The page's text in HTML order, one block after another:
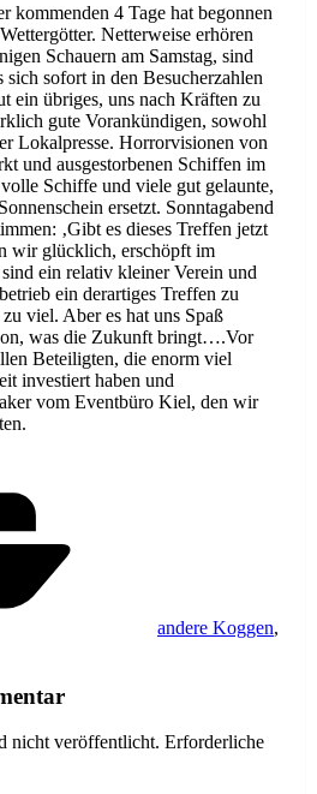
kommenden 4 Tage hat begonnen
Netterweise erhören
Schauern am Samstag, sind
sich sofort in den Besucherzahlen
ein übriges, uns nach Kräften zu
gute Vorankündigen, sowohl
Lokalpresse. Horrorvisionen von
und ausgestorbenen Schiffen im
Schiffe und viele gut gelaunte,
ersetzt. Sonntagabend
‚Gibt es dieses Treffen jetzt
wir glücklich, erschöpft im
ein relativ kleiner Verein und
ein derartiges Treffen zu
viel. Aber es hat uns Spaß
was die Zukunft bringt….Vor
Beteiligten, die enorm viel
investiert haben und
vom Eventbüro Kiel, den wir
andere Koggen,
nicht veröffentlicht. Erforderliche